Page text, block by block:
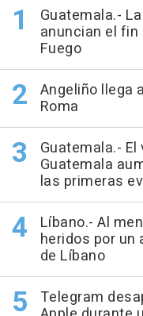
Guatemala.-
anuncian el fin
Fuego
Angeliño llega
Roma
Guatemala.-
Guatemala
las primeras
Líbano.- Al
heridos por un
de Líbano
Telegram